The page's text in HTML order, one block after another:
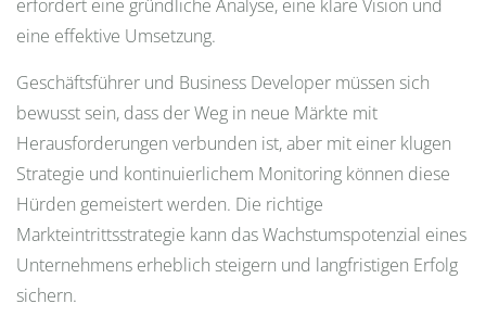
erfordert eine gründliche Analyse, eine klare Vision und
eine effektive Umsetzung.
Geschäftsführer und Business Developer müssen sich
bewusst sein, dass der Weg in neue Märkte mit
Herausforderungen verbunden ist, aber mit einer klugen
Strategie und kontinuierlichem Monitoring können diese
Hürden gemeistert werden. Die richtige
Markteintrittsstrategie kann das Wachstumspotenzial eines
Unternehmens erheblich steigern und langfristigen Erfolg
sichern.